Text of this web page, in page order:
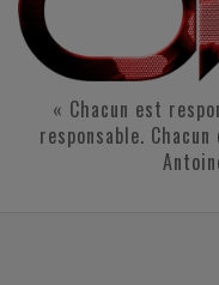
« Chacun est
responsable.